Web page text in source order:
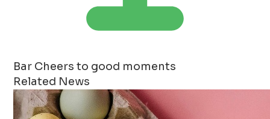
Bar Cheers to good moments
Related News